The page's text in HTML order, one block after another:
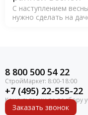
С наступлением
нужно сделать на
8 800 500 54 22
+7 (495) 22-555-22
Заказать звонок